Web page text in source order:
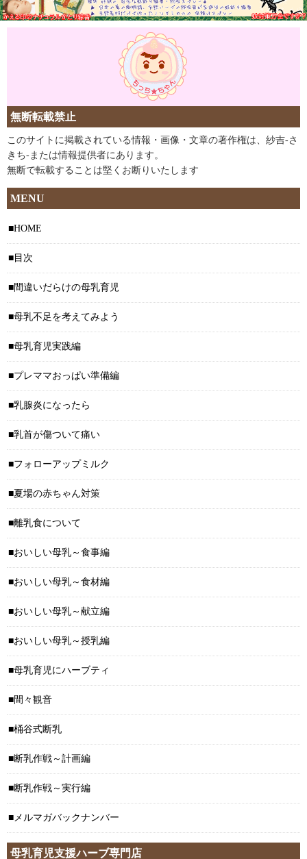
無断転載禁止
このサイトに掲載されている情報・画像・文章の著作権は、紗吉-さ
きち-または情報提供者にあります。
無断で転載することは堅くお断りいたします
MENU
HOME
目次
間違いだらけの母乳育児
母乳不足を考えてみよう
母乳育児実践編
プレママおっぱい準備編
乳腺炎になったら
乳首が傷ついて痛い
フォローアップミルク
夏場の赤ちゃん対策
離乳食について
おいしい母乳～食事編
おいしい母乳～食材編
おいしい母乳～献立編
おいしい母乳～授乳編
母乳育児にハーブティ
間々観音
桶谷式断乳
断乳作戦～計画編
断乳作戦～実行編
メルマガバックナンバー
母乳育児支援ハーブ専門店